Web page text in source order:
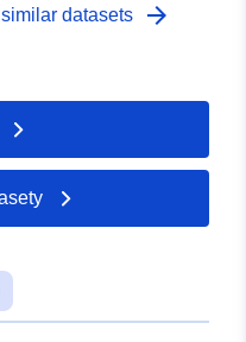
datasets arrow_forward